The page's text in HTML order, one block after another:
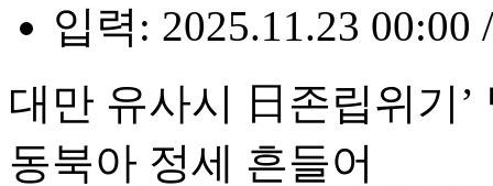
입력: 2025.11.23 00:00
대만 유사시 日존립위기
동북아 정세 흔들어